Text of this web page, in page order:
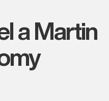
a Martin